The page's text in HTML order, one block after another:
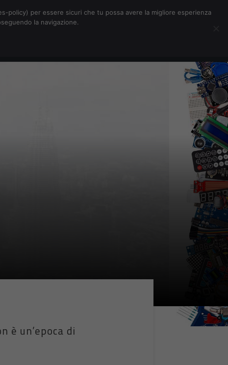
è un’epoca di
policy) per essere sicuri che tu possa avere la migliore esperienza
la navigazione.